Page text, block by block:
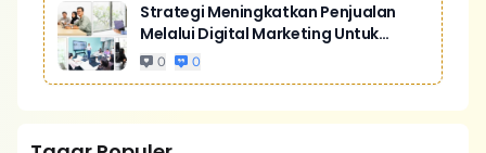
Strategi Meningkatkan Penjualan
Melalui Digital Marketing Untuk
Bisnis Yang Lebih Kompetitif
0 0